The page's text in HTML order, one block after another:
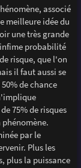
associé
meilleure idée du
une très grande
probabilité
risque, que l'on
il faut aussi se
de chance
75% de risques
par le
Plus les
plus la puissance